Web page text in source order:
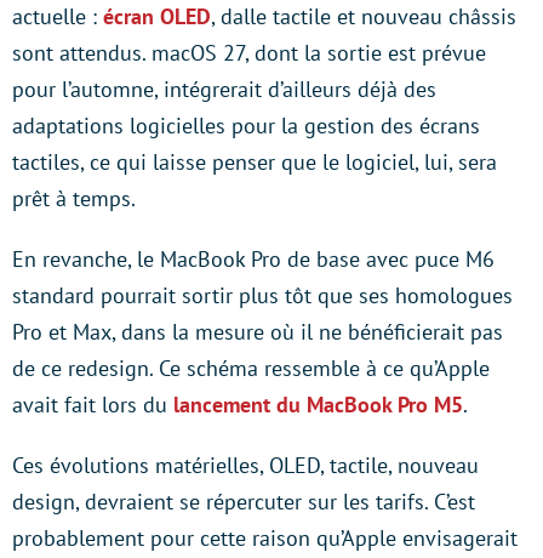
actuelle : écran OLED, dalle tactile et nouveau châssis
sont attendus. macOS 27, dont la sortie est prévue
pour l’automne, intégrerait d’ailleurs déjà des
adaptations logicielles pour la gestion des écrans
tactiles, ce qui laisse penser que le logiciel, lui, sera
prêt à temps.
En revanche, le MacBook Pro de base avec puce M6
standard pourrait sortir plus tôt que ses homologues
Pro et Max, dans la mesure où il ne bénéficierait pas
de ce redesign. Ce schéma ressemble à ce qu’Apple
avait fait lors du lancement du MacBook Pro M5.
Ces évolutions matérielles, OLED, tactile, nouveau
design, devraient se répercuter sur les tarifs. C’est
probablement pour cette raison qu’Apple envisagerait